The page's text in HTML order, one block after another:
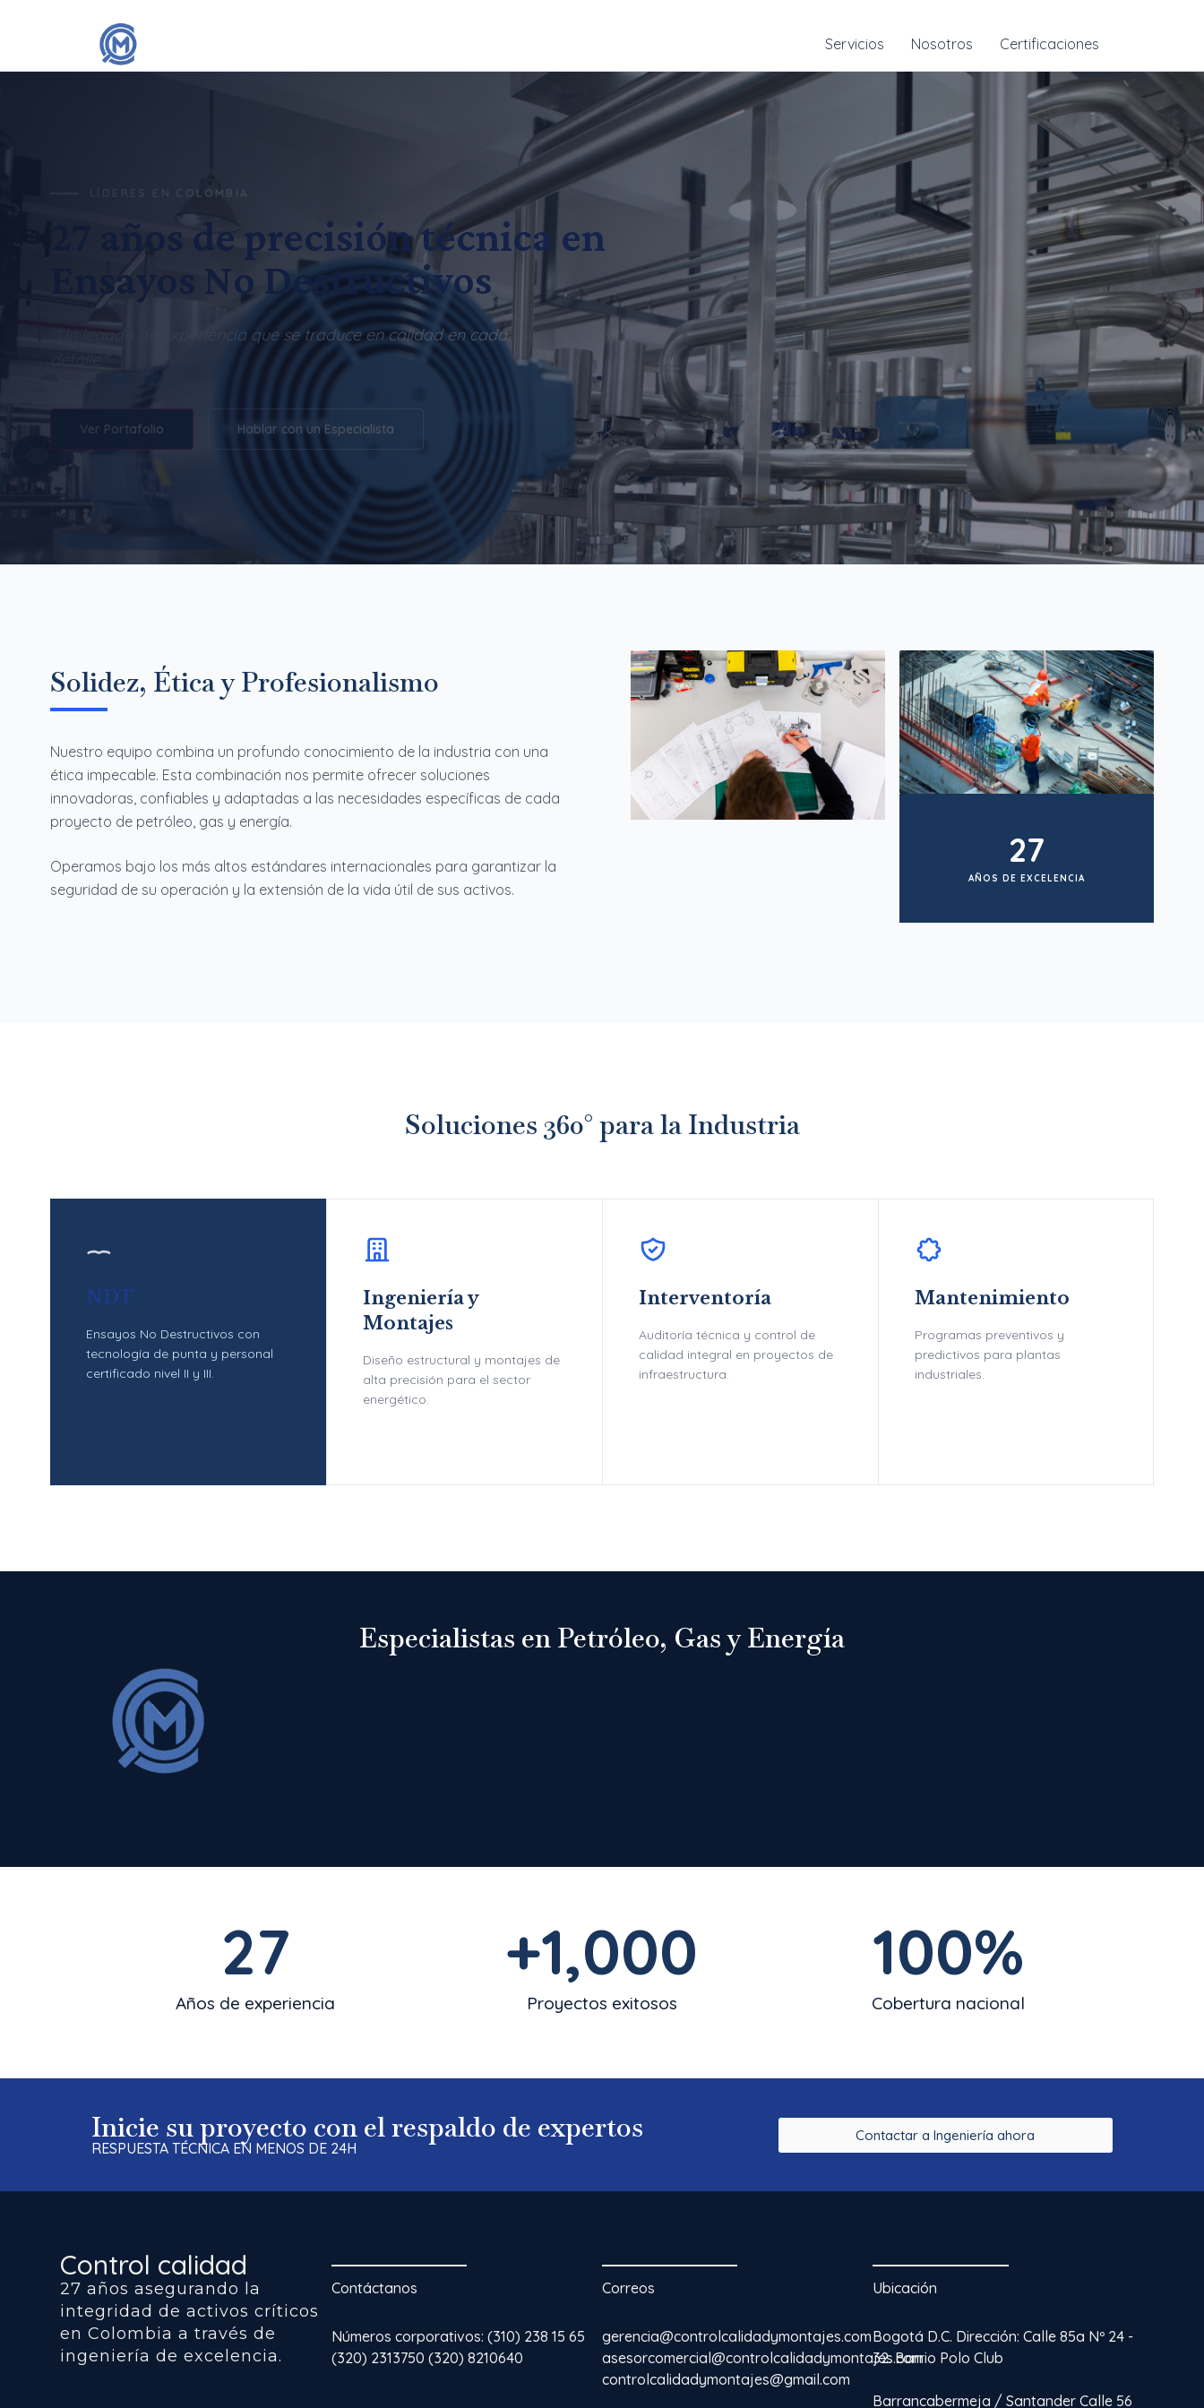
Servicios Nosotros Certificaciones
LÍDERES EN COLOMBIA
27 años de precisión técnica en
Ensayos No Destructivos
"Un legado de experiencia que se traduce en calidad en cada
Ver Portafolio Hablar con un Especialista
Solidez, Ética y Profesionalismo
Nuestro equipo combina un profundo conocimiento de la industria con una
ética impecable. Esta combinación nos permite ofrecer soluciones
innovadoras, confiables y adaptadas a las necesidades específicas de cada
proyecto de petróleo, gas y energía.
Operamos bajo los más altos estándares internacionales para garantizar la
seguridad de su operación y la extensión de la vida útil de sus activos.
27
AÑOS DE EXCELENCIA
Soluciones 360° para la Industria
NDT
Ensayos No Destructivos con
tecnología de punta y personal
certificado nivel II y III.
Ingeniería y
Montajes
Diseño estructural y montajes de
alta precisión para el sector
energético.
Interventoría
Auditoría técnica y control de
calidad integral en proyectos de
infraestructura.
Mantenimiento
Programas preventivos y
predictivos para plantas
industriales.
Especialistas en Petróleo, Gas y Energía
Años de experiencia
27
Proyectos exitosos
+1,000
Cobertura nacional
100%
Inicie su proyecto con el respaldo de expertos
RESPUESTA TÉCNICA EN MENOS DE 24H
Contactar a Ingeniería ahora
Control calidad
27 años asegurando la
integridad de activos críticos
en Colombia a través de
ingeniería de excelencia.
Contáctanos
Números corporativos: (310) 238 15 65
(320) 2313750 (320) 8210640
Correos
gerencia@controlcalidadymontajes.com
asesorcomercial@controlcalidadymontajes.com
controlcalidadymontajes@gmail.com
Ubicación
Bogotá D.C. Dirección: Calle 85a Nº 24 -
32. Barrio Polo Club
Barrancabermeja / Santander Calle 56